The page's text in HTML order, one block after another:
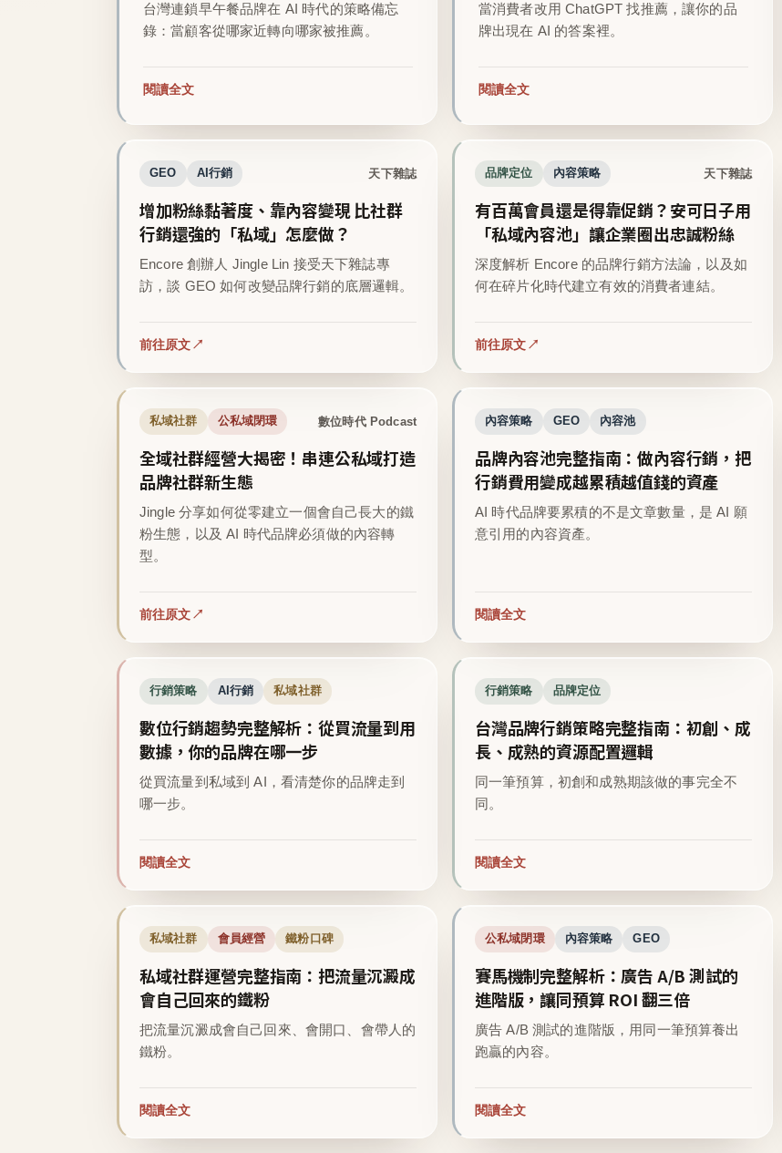
台灣連鎖早午餐品牌在 AI 時代的策略備忘
錄：當顧客從哪家近轉向哪家被推薦。
閱讀全文
當消費者改用 ChatGPT 找推薦，讓你的品
牌出現在 AI 的答案裡。
閱讀全文
GEO AI行銷 天下雜誌
增加粉絲黏著度、靠內容變現 比社群
行銷還強的「私域」怎麼做？
Encore 創辦人 Jingle Lin 接受天下雜誌專
訪，談 GEO 如何改變品牌行銷的底層邏輯。
前往原文
品牌定位 內容策略 天下雜誌
有百萬會員還是得靠促銷？安可日子用
「私域內容池」讓企業圈出忠誠粉絲
深度解析 Encore 的品牌行銷方法論，以及如
何在碎片化時代建立有效的消費者連結。
前往原文
私域社群 公私域閉環 數位時代 Podcast
全域社群經營大揭密！串連公私域打造
品牌社群新生態
Jingle 分享如何從零建立一個會自己長大的鐵
粉生態，以及 AI 時代品牌必須做的內容轉
型。
前往原文
內容策略 GEO 內容池
品牌內容池完整指南：做內容行銷，把
行銷費用變成越累積越值錢的資產
AI 時代品牌要累積的不是文章數量，是 AI 願
意引用的內容資產。
閱讀全文
行銷策略 AI行銷 私域社群
數位行銷趨勢完整解析：從買流量到用
數據，你的品牌在哪一步
從買流量到私域到 AI，看清楚你的品牌走到
哪一步。
閱讀全文
行銷策略 品牌定位
台灣品牌行銷策略完整指南：初創、成
長、成熟的資源配置邏輯
同一筆預算，初創和成熟期該做的事完全不
同。
閱讀全文
私域社群 會員經營 鐵粉口碑
私域社群運營完整指南：把流量沉澱成
會自己回來的鐵粉
把流量沉澱成會自己回來、會開口、會帶人的
鐵粉。
閱讀全文
公私域閉環 內容策略 GEO
賽馬機制完整解析：廣告 A/B 測試的
進階版，讓同預算 ROI 翻三倍
廣告 A/B 測試的進階版，用同一筆預算養出
跑贏的內容。
閱讀全文